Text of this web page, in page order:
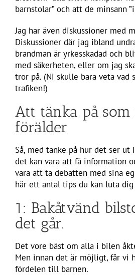
barnstolar” och att de minsann
Jag har även diskussioner med
Diskussioner där jag ibland
brandman är yrkesskadad och
med säkerheten, eller om jag
tror på. (Ni skulle bara veta vad
trafiken!)
Att tänka på
förälder
Så, med tanke på hur det ser ut
det kan vara att få information
vara att ta debatten med sina
här ett antal tips du kan luta
1: Bakåtvänd
det går.
Det vore bäst om alla i bilen
Men innan det är möjligt, får vi
fördelen till barnen.